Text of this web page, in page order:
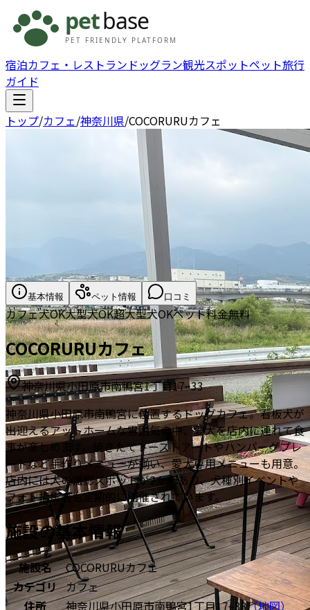
宿泊カフェ・レストラン ドッグラン観光スポットペット旅行
ガイド
トップ/カフェ/神奈川県/COCORURUカフェ
基本情報 ペット情報 口コミ
カフェ犬OK大型犬OK超大型犬OKペット料金無料
COCORURUカフェ
神奈川県小田原市南鴨宮1丁目17−33
神奈川県小田原市南鴨宮に位置するドッグカフェ。看板犬が
出迎えるアットホームな雰囲気の中、愛犬を店内に連れて食
事が楽しめます。焼きたてトーストアートやハンバーグプレ
ートなど手作りメニューが揃い、愛犬専用メニューも用意。
店内には犬の撮影スポットが2か所あり、犬種別イベントや
フォト撮影会も定期的に開催されています。
施設の基本情報
施設名
COCORURUカフェ
カテゴリ カフェ
住所
神奈川県小田原市南鴨宮1丁目17−33（地図）